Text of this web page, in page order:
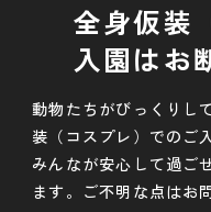
全身仮装
入園はお
動物たちがびっくりし
装（コスプレ）でのご
みんなが安心して過ご
ます。ご不明な点はお